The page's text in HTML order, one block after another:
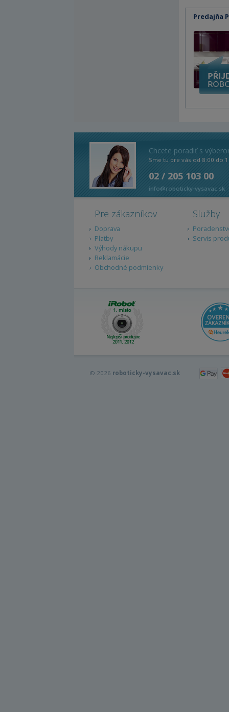
Predajňa
Chcete poradiť s
Sme tu pre vás od 8:00 do
02 / 205 103 00
info@roboticky-vysavac.sk
Pre zákazníkov
Doprava
Platby
Výhody nákupu
Reklamácie
Obchodné podmienky
Služby
Servis
© 2026 roboticky-vysavac.sk